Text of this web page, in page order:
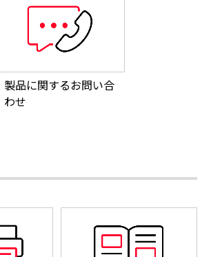
製品に関するお問い合
わせ